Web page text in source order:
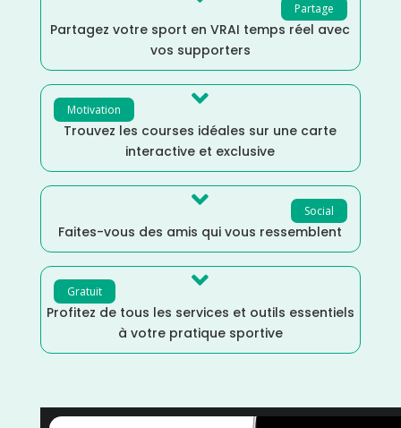
Partage
Partagez votre sport en VRAI temps réel avec
vos supporters
Motivation 
Trouvez les courses idéales sur une carte
interactive et exclusive
Social

Faites-vous des amis qui vous ressemblent
Gratuit 
Profitez de tous les services et outils essentiels
à votre pratique sportive